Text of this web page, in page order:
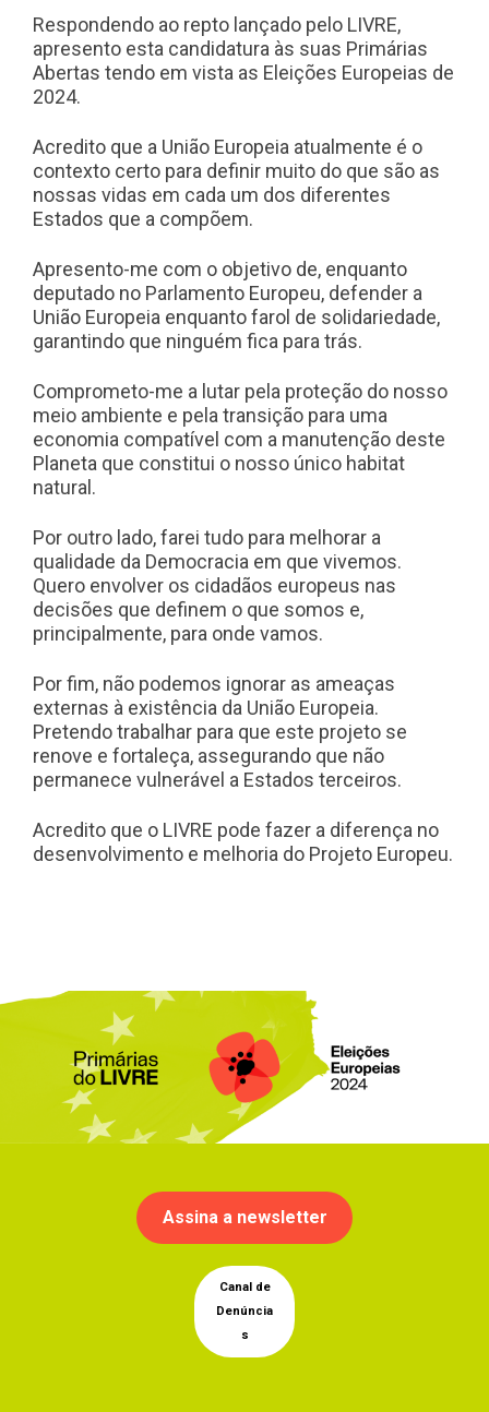
Respondendo ao repto lançado pelo LIVRE,
apresento esta candidatura às suas Primárias
Abertas tendo em vista as Eleições Europeias de
2024.
Acredito que a União Europeia atualmente é o
contexto certo para definir muito do que são as
nossas vidas em cada um dos diferentes
Estados que a compõem.
Apresento-me com o objetivo de, enquanto
deputado no Parlamento Europeu, defender a
União Europeia enquanto farol de solidariedade,
garantindo que ninguém fica para trás.
Comprometo-me a lutar pela proteção do nosso
meio ambiente e pela transição para uma
economia compatível com a manutenção deste
Planeta que constitui o nosso único habitat
natural.
Por outro lado, farei tudo para melhorar a
qualidade da Democracia em que vivemos.
Quero envolver os cidadãos europeus nas
decisões que definem o que somos e,
principalmente, para onde vamos.
Por fim, não podemos ignorar as ameaças
externas à existência da União Europeia.
Pretendo trabalhar para que este projeto se
renove e fortaleça, assegurando que não
permanece vulnerável a Estados terceiros.
Acredito que o LIVRE pode fazer a diferença no
desenvolvimento e melhoria do Projeto Europeu.
Assina a newsletter
Canal de
Denúncia
s